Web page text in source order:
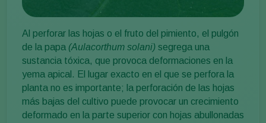
Al perforar las hojas o el fruto del pimiento, el pulgón
de la papa (Aulacorthum solani) segrega una
sustancia tóxica, que provoca deformaciones en la
yema apical. El lugar exacto en el que se perfora la
planta no es importante; la perforación de las hojas
más bajas del cultivo puede provocar un crecimiento
deformado en la parte superior con hojas abullonadas